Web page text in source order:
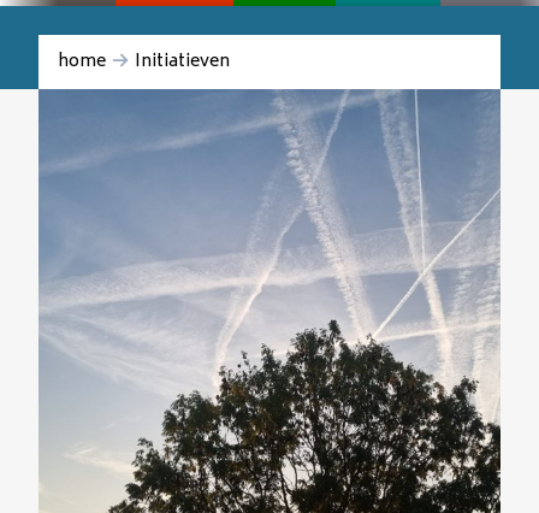
home Initiatieven